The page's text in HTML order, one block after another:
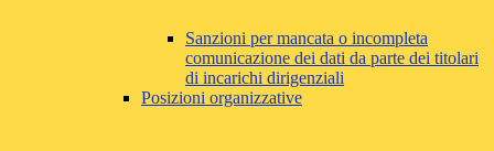
Sanzioni per mancata o incompleta
comunicazione dei dati da parte dei titolari
di incarichi dirigenziali
Posizioni organizzative